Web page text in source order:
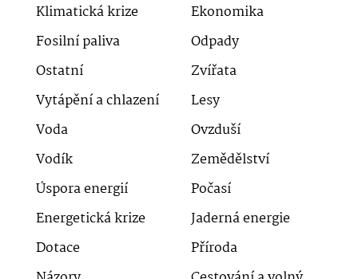
Klimatická krize
Ekonomika
Fosilní paliva
Odpady
Ostatní
Zvířata
Vytápění a chlazení
Lesy
Voda
Ovzduší
Vodík
Zemědělství
Úspora energií
Počasí
Energetická krize
Jaderná energie
Dotace
Příroda